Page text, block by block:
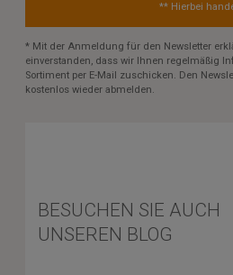
** Hierbei
* Mit der Anmeldung für den Newsletter
einverstanden, dass wir Ihnen regelmäßig
Sortiment per E-Mail zuschicken. Den
kostenlos wieder abmelden.
BESUCHEN SIE AUCH
UNSEREN BLOG